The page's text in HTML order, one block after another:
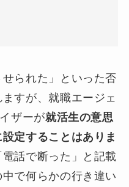
せられた」といった否
すが、就職エージェ
ザーが就活生の意思
定することはありま
話で断った」と記載
で何らかの行き違い